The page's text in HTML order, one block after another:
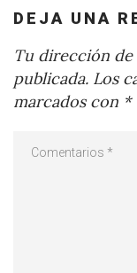
DEJA UNA
Tu dirección
publicada. Los
marcados con *